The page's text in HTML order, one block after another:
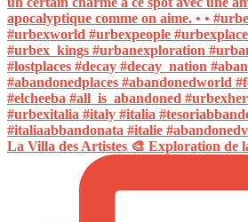
La Villa des Artistes 🎨 Exploration de